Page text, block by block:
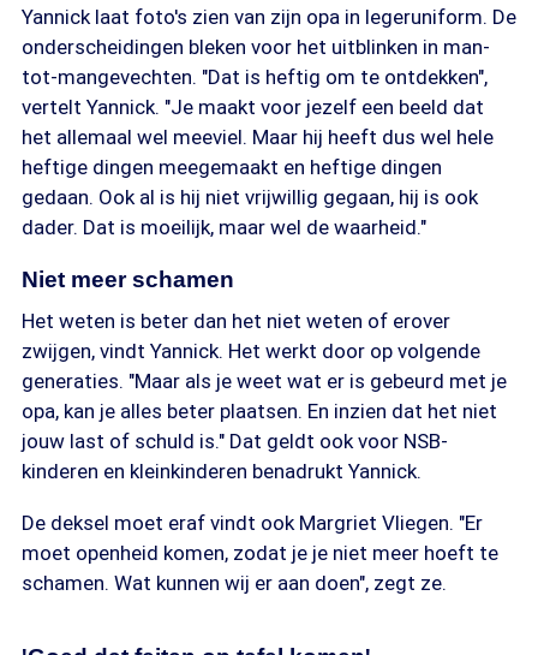
Yannick laat foto's zien van zijn opa in legeruniform. De
onderscheidingen bleken voor het uitblinken in man-
tot-mangevechten. "Dat is heftig om te ontdekken",
vertelt Yannick. "Je maakt voor jezelf een beeld dat
het allemaal wel meeviel. Maar hij heeft dus wel hele
heftige dingen meegemaakt en heftige dingen
gedaan. Ook al is hij niet vrijwillig gegaan, hij is ook
dader. Dat is moeilijk, maar wel de waarheid."
Niet meer schamen
Het weten is beter dan het niet weten of erover
zwijgen, vindt Yannick. Het werkt door op volgende
generaties. "Maar als je weet wat er is gebeurd met je
opa, kan je alles beter plaatsen. En inzien dat het niet
jouw last of schuld is." Dat geldt ook voor NSB-
kinderen en kleinkinderen benadrukt Yannick.
De deksel moet eraf vindt ook Margriet Vliegen. "Er
moet openheid komen, zodat je je niet meer hoeft te
schamen. Wat kunnen wij er aan doen", zegt ze.